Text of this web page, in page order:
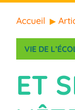
Accueil
VIE DE
ET